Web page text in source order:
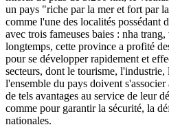
un pays "riche par la mer et fort par
comme l'une des localités possédant
avec trois fameuses baies : nha
longtemps, cette province a profité
pour se développer rapidement et
secteurs, dont le tourisme,
l'ensemble du pays doivent
de tels avantages au service de leur
comme pour garantir la sécurité, la
nationales.